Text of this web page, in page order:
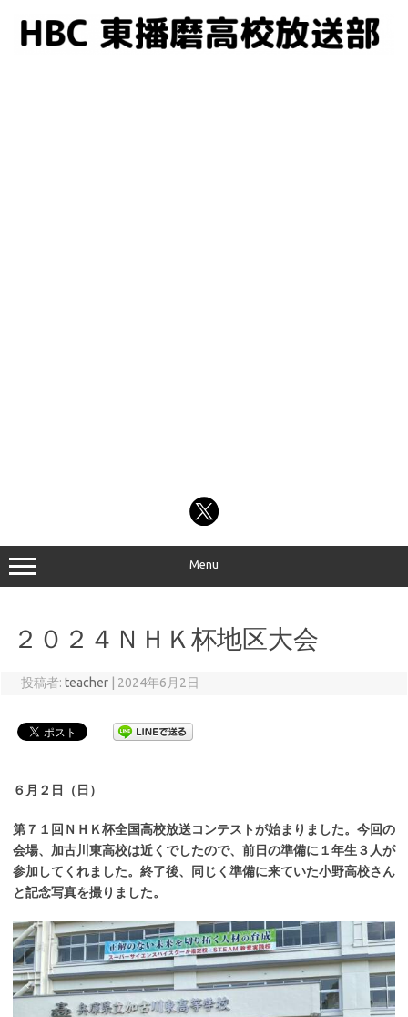
Menu
２０２４ＮＨＫ杯地区大会
投稿者: teacher 2024年6月2日
６月２日（日）
第７１回ＮＨＫ杯全国高校放送コンテストが始まりました。今回の
会場、加古川東高校は近くでしたので、前日の準備に１年生３人が
参加してくれました。終了後、同じく準備に来ていた小野高校さん
と記念写真を撮りました。